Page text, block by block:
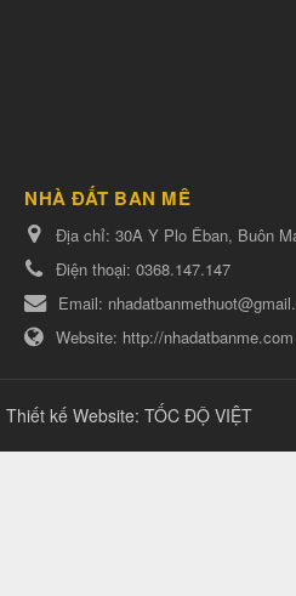
NHÀ ĐẤT BAN MÊ
Địa chỉ: 30A Y Plo Êban, Buôn
Điện thoại: 0368.147.147
Email:
Website: http://nhadatbanme.com
Thiết kế Website: TỐC ĐỘ VIỆT